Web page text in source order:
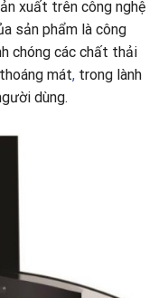
xuất trên công nghệ
sản phẩm là công
chóng các chất thải
mát, trong lành
dùng.